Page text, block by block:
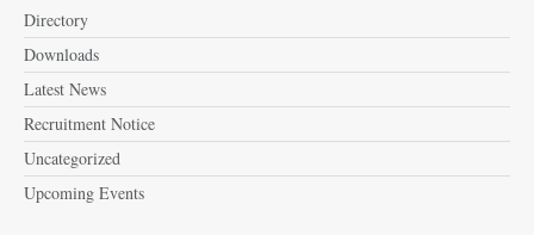
Directory
Downloads
Latest News
Recruitment Notice
Uncategorized
Upcoming Events